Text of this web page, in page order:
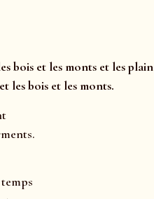
bois et les monts et les
les bois et les monts.